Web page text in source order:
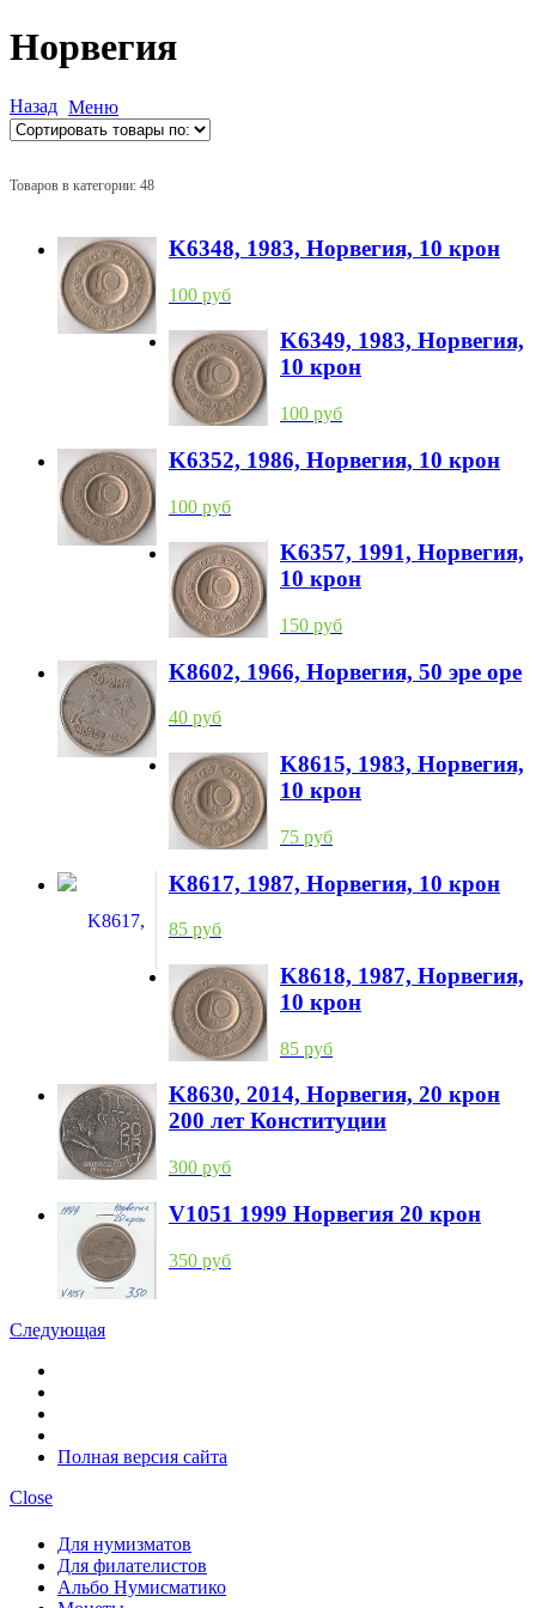
Норвегия
Назад Меню
Товаров в категории: 48
K6348, 1983, Норвегия, 10 крон
100 руб
K6349, 1983, Норвегия,
10 крон
100 руб
K6352, 1986, Норвегия, 10 крон
100 руб
K6357, 1991, Норвегия,
10 крон
150 руб
K8602, 1966, Норвегия, 50 эре оре
40 руб
K8615, 1983, Норвегия,
10 крон
75 руб
K8617, 1987, Норвегия, 10 крон
85 руб
K8618, 1987, Норвегия,
10 крон
85 руб
K8630, 2014, Норвегия, 20 крон
200 лет Конституции
300 руб
V1051 1999 Норвегия 20 крон
350 руб
Следующая
Полная версия сайта
Close
Для нумизматов
Для филателистов
Альбо Нумисматико